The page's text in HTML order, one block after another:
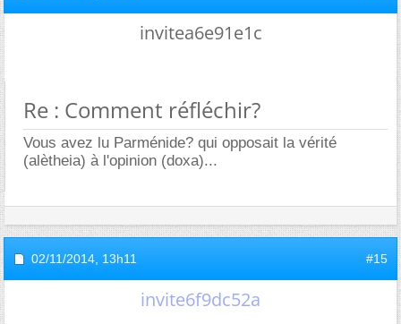
invitea6e91e1c
Re : Comment réfléchir?
Vous avez lu Parménide? qui opposait la vérité
(alètheia) à l'opinion (doxa)...
02/11/2014, 13h11 #15
invite6f9dc52a